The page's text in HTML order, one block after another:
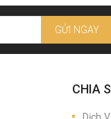
GỬI NGAY
CHIA